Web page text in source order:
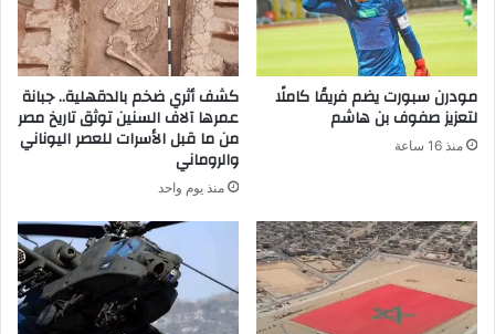
مودرن سبورت يضم فريقًا كاملًا
لتعزيز صفوف بن هاشم
منذ 16 ساعة
كشف أثري ضخم بالدقهلية.. جبانة
عمرها آلاف السنين توثق تاريخ مصر
من ما قبل الأسرات للعصر اليوناني
والروماني
منذ يوم واحد